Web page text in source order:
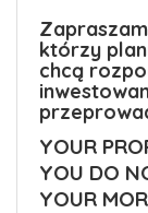
którzy
chcą
YOUR
YOU DO
YOUR